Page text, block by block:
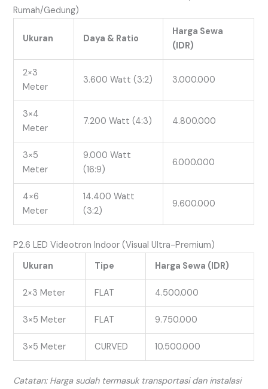
Rumah/Gedung)
Ukuran Daya & Ratio
Harga Sewa
(IDR)
2×3
Meter
3.600 Watt (3:2) 3.000.000
3×4
Meter
7.200 Watt (4:3) 4.800.000
3×5
Meter
9.000 Watt
(16:9)
6.000.000
4×6
Meter
14.400 Watt
(3:2)
9.600.000
P2.6 LED Videotron Indoor (Visual Ultra-Premium)
Ukuran
Tipe Harga Sewa (IDR)
2×3 Meter FLAT 4.500.000
3×5 Meter FLAT 9.750.000
3×5 Meter CURVED 10.500.000
Catatan: Harga sudah termasuk transportasi dan instalasi